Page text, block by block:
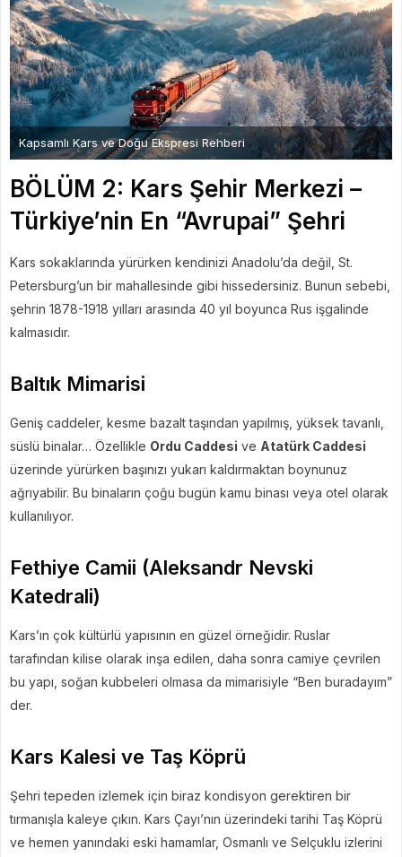
Kapsamlı Kars ve Doğu Ekspresi Rehberi
BÖLÜM 2: Kars Şehir Merkezi –
Türkiye’nin En “Avrupai” Şehri
Kars sokaklarında yürürken kendinizi Anadolu’da değil, St.
Petersburg’un bir mahallesinde gibi hissedersiniz. Bunun sebebi,
şehrin 1878-1918 yılları arasında 40 yıl boyunca Rus işgalinde
kalmasıdır.
Baltık Mimarisi
Geniş caddeler, kesme bazalt taşından yapılmış, yüksek tavanlı,
süslü binalar… Özellikle Ordu Caddesi ve Atatürk Caddesi
üzerinde yürürken başınızı yukarı kaldırmaktan boynunuz
ağrıyabilir. Bu binaların çoğu bugün kamu binası veya otel olarak
kullanılıyor.
Fethiye Camii (Aleksandr Nevski
Katedrali)
Kars’ın çok kültürlü yapısının en güzel örneğidir. Ruslar
tarafından kilise olarak inşa edilen, daha sonra camiye çevrilen
bu yapı, soğan kubbeleri olmasa da mimarisiyle “Ben buradayım”
der.
Kars Kalesi ve Taş Köprü
Şehri tepeden izlemek için biraz kondisyon gerektiren bir
tırmanışla kaleye çıkın. Kars Çayı’nın üzerindeki tarihi Taş Köprü
ve hemen yanındaki eski hamamlar, Osmanlı ve Selçuklu izlerini